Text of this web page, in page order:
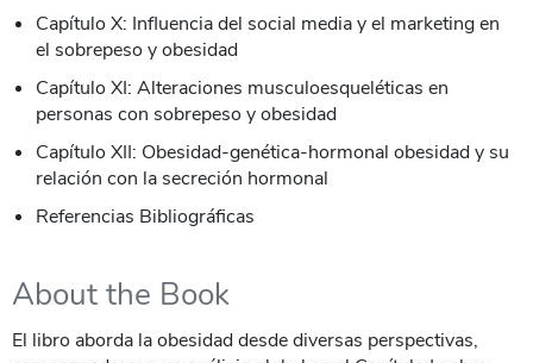
Capítulo X: Influencia del social media y el marketing en
el sobrepeso y obesidad
Capítulo XI: Alteraciones musculoesqueléticas en
personas con sobrepeso y obesidad
Capítulo XII: Obesidad-genética-hormonal obesidad y su
relación con la secreción hormonal
Referencias Bibliográficas
About the Book
El libro aborda la obesidad desde diversas perspectivas,